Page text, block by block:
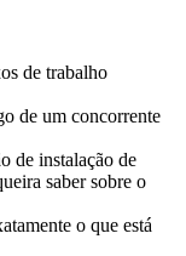
de trabalho
de um concorrente
de instalação de
saber sobre o
o que está